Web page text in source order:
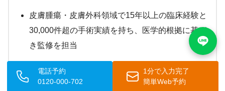
皮膚腫瘍・皮膚外科領域で15年以上の臨床経験と
30,000件超の手術実績を持ち、医学的根拠に基づ
き監修を担当
専門分野：皮膚腫瘍、皮膚外科、皮膚科、形成外
電話予約
0120-000-702
1分で入力完了
簡単Web予約